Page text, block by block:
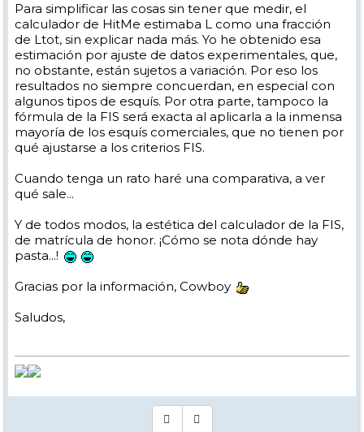
Para simplificar las cosas sin tener que medir, el
calculador de HitMe estimaba L como una fracción
de Ltot, sin explicar nada más. Yo he obtenido esa
estimación por ajuste de datos experimentales, que,
no obstante, están sujetos a variación. Por eso los
resultados no siempre concuerdan, en especial con
algunos tipos de esquís. Por otra parte, tampoco la
fórmula de la FIS será exacta al aplicarla a la inmensa
mayoría de los esquís comerciales, que no tienen por
qué ajustarse a los criterios FIS.
Cuando tenga un rato haré una comparativa, a ver
qué sale...
Y de todos modos, la estética del calculador de la FIS,
de matrícula de honor. ¡Cómo se nota dónde hay
pasta...!
Gracias por la información, Cowboy
Saludos,